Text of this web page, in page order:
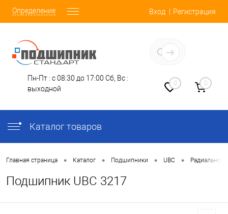
Определение Вход Регистрация
Пн-Пт : с 08:30 до 17:00 Сб, Вс :
выходной
0 0
Каталог товаров
Главная страница • Каталог • Подшипники • UBC • Радиально-
Подшипник UBC 3217